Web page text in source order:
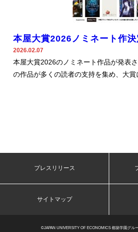
本屋大賞2026ノミネート作決
2026.02.07
本屋大賞2026のノミネート作品が発表
の作品が多くの読者の支持を集め、大賞
プレスリリース
サイトマップ
©JAPAN UNIVERSITY OF ECONOMICS 都築学園グル